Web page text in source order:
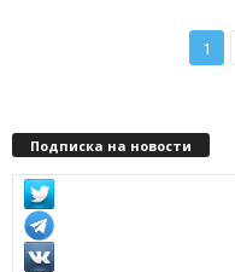
1
Подписка на новости